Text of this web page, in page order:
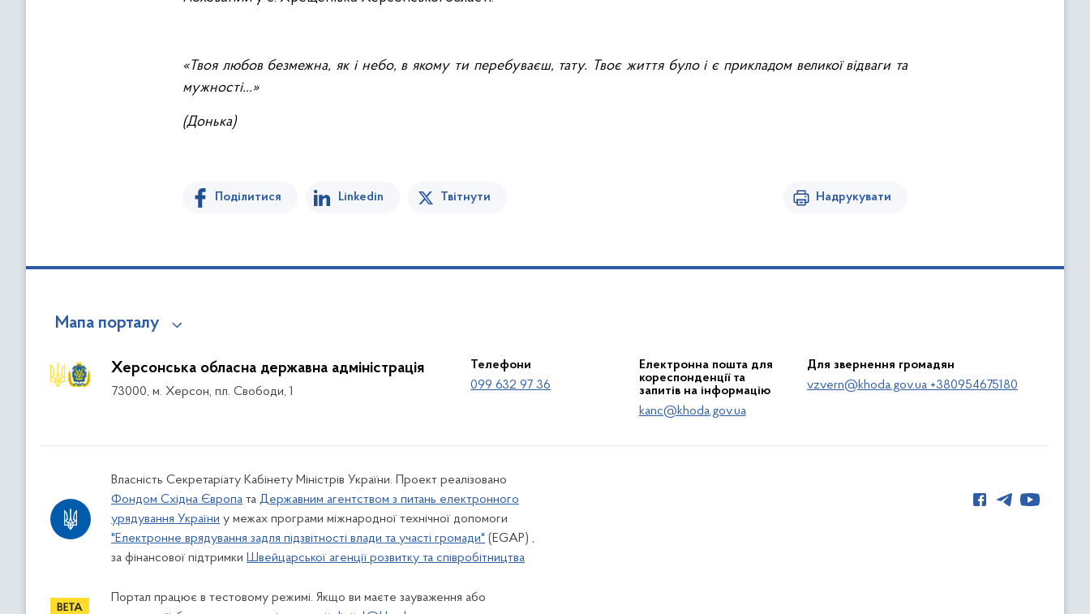
«Твоя любов безмежна, як і небо, в якому ти перебуваєш, тату. Твоє життя було і є прикладом великої відваги та
мужності…»
(Донька)
Поділитися Linkedin Твітнути Надрукувати
Мапа порталу
Херсонська обласна державна адміністрація
73000, м. Херсон, пл. Свободи, 1
Телефони
099 632 97 36
Електронна пошта для
кореспонденції та
запитів на інформацію
kanc@khoda.gov.ua
Для звернення громадян
vzvern@khoda.gov.ua +380954675180
Власність Секретаріату Кабінету Міністрів України. Проект реалізовано
Фондом Східна Європа та Державним агентством з питань електронного
урядування України у межах програми міжнародної технічної допомоги
"Електронне врядування задля підзвітності влади та участі громади" (EGAP) ,
за фінансової підтримки Швейцарської агенції розвитку та співробітництва
Портал працює в тестовому режимі. Якщо ви маєте зауваження або